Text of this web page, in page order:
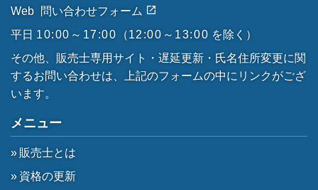
Web
問い合わせフォーム
平日 10:00～17:00 （12:00～13:00 を除く）
その他、販売士専用サイト・遅延更新・氏名住所変更に関
するお問い合わせは、上記のフォームの中にリンクがござ
います。
メニュー
販売士とは
資格の更新